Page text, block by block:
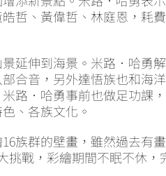
哲、黃偉哲、林庭恩，耗
延伸到海景。米路．哈勇
合音，另外達悟族也和海
路．哈勇事前也做足功課
、各族文化。
族群的壁畫，雖然過去有
挑戰，彩繪期間不眠不休